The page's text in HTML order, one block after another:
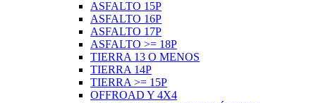
ASFALTO 15P
ASFALTO 16P
ASFALTO 17P
ASFALTO >= 18P
TIERRA 13 O MENOS
TIERRA 14P
TIERRA >= 15P
OFFROAD Y 4X4